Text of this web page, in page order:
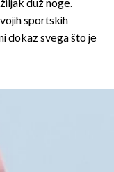
duž noge.
sportskih
dokaz svega što je